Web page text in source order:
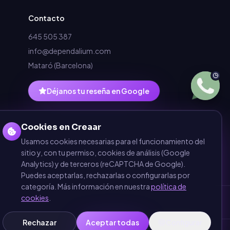
Contacto
645 505 387
info@dependalium.com
Mataró (Barcelona)
Déjanos tu reseña en Google
Cookies en Creaar
Usamos cookies necesarias para el funcionamiento del
sitio y, con tu permiso, cookies de análisis (Google
Analytics) y de terceros (reCAPTCHA de Google).
Puedes aceptarlas, rechazarlas o configurarlas por
categoría. Más información en nuestrapolítica de
cookies
Rechazar Aceptar todas